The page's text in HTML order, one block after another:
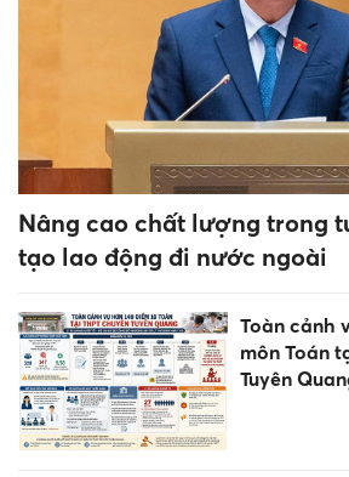
Nâng cao chất lượng trong
tạo lao động đi nước ngoài
Toàn cảnh
môn Toán
Tuyên